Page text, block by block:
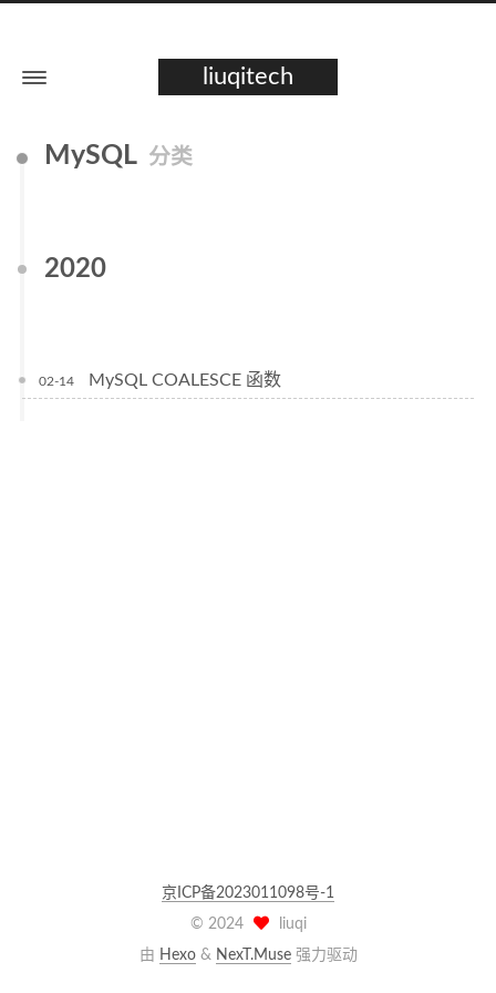
liuqitech
MySQL 分类
2020
02-14 MySQL COALESCE 函数
京ICP备2023011098号-1
© 2024
liuqi
由 Hexo& NexT.Muse强力驱动